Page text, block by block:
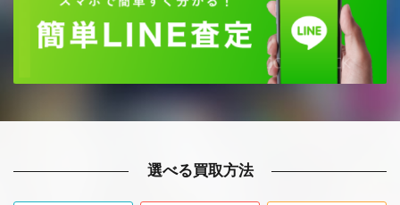
選べる買取方法